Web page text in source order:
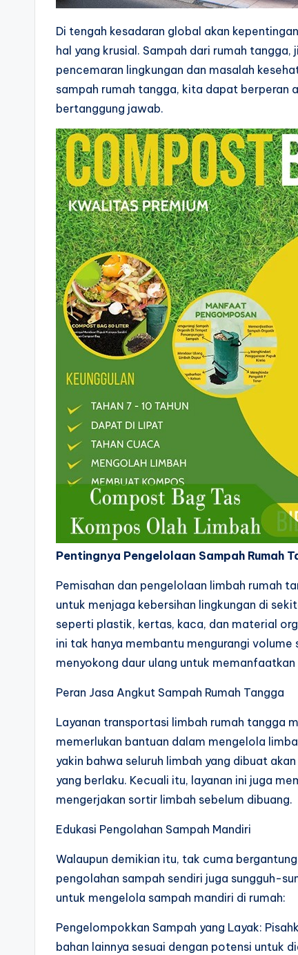
Di tengah kesadaran global akan
hal yang krusial. Sampah dari rumah
pencemaran lingkungan dan masalah
sampah rumah tangga, kita dapat berperan
bertanggung jawab.
Pentingnya Pengelolaan Sampah Rumah
Pemisahan dan pengelolaan limbah rumah
untuk menjaga kebersihan lingkungan di
seperti plastik, kertas, kaca, dan material
ini tak hanya membantu mengurangi
menyokong daur ulang untuk
Peran Jasa Angkut Sampah Rumah Tangga
Layanan transportasi limbah rumah tangga
memerlukan bantuan dalam mengelola
yakin bahwa seluruh limbah yang dibuat
yang berlaku. Kecuali itu, layanan ini juga
mengerjakan sortir limbah sebelum dibuang.
Edukasi Pengolahan Sampah Mandiri
Walaupun demikian itu, tak cuma
pengolahan sampah sendiri juga sungguh-
untuk mengelola sampah mandiri di rumah:
Pengelompokkan Sampah yang Layak:
bahan lainnya sesuai dengan potensi untuk